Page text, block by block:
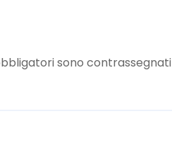
sono contrassegnati